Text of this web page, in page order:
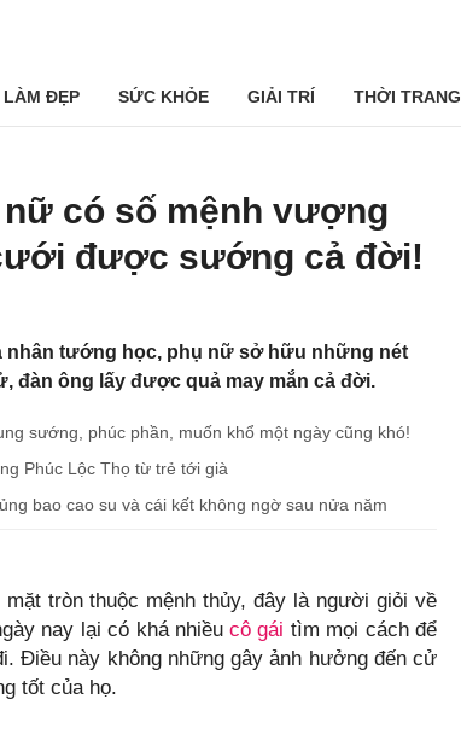
LÀM ĐẸP SỨC KHỎE GIẢI TRÍ THỜI TRANG
có số mệnh vượng
được sướng cả đời!
nhân tướng học, phụ nữ sở hữu những nét
ông lấy được quả may mắn cả đời.
sướng, phúc phần, muốn khổ một ngày cũng khó!
Phúc Lộc Thọ từ trẻ tới già
bao cao su và cái kết không ngờ sau nửa năm
tròn thuộc mệnh thủy, đây là người giỏi về
nay lại có khá nhiềucô gái tìm mọi cách để
Điều này không những gây ảnh hưởng đến cử
tốt của họ.